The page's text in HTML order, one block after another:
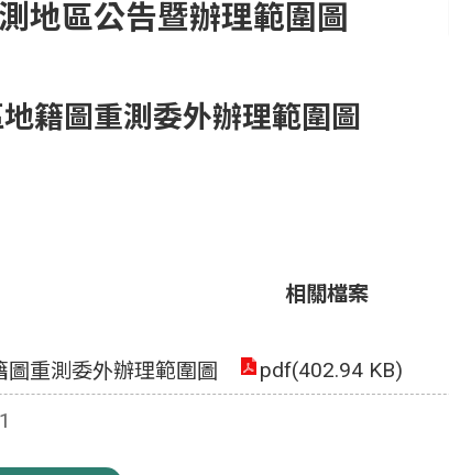
地區公告暨辦理範圍圖
籍圖重測委外辦理範圍圖
相關檔案
重測委外辦理範圍圖
pdf(402.94 KB)